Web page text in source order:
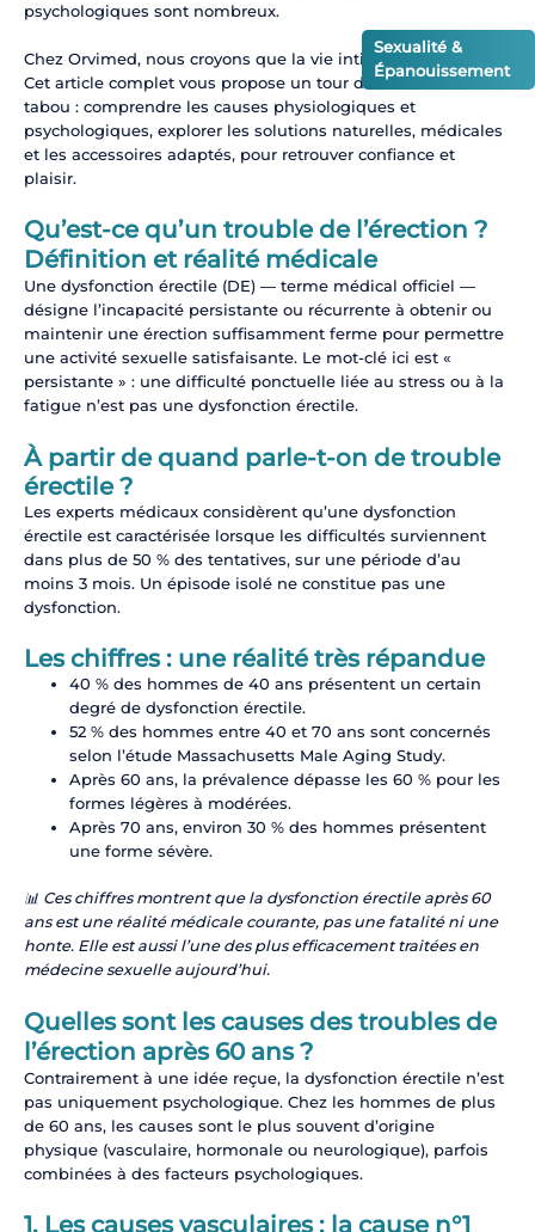
Sexualité &
Épanouissement
psychologiques sont nombreux.
Chez Orvimed, nous croyons que la vie intime n’a pas d’âge.
Cet article complet vous propose un tour d’horizon sans
tabou : comprendre les causes physiologiques et
psychologiques, explorer les solutions naturelles, médicales
et les accessoires adaptés, pour retrouver confiance et
plaisir.
Qu’est-ce qu’un trouble de l’érection ?
Définition et réalité médicale
Une dysfonction érectile (DE) — terme médical officiel —
désigne l’incapacité persistante ou récurrente à obtenir ou
maintenir une érection suffisamment ferme pour permettre
une activité sexuelle satisfaisante. Le mot-clé ici est «
persistante » : une difficulté ponctuelle liée au stress ou à la
fatigue n’est pas une dysfonction érectile.
À partir de quand parle-t-on de trouble
érectile ?
Les experts médicaux considèrent qu’une dysfonction
érectile est caractérisée lorsque les difficultés surviennent
dans plus de 50 % des tentatives, sur une période d’au
moins 3 mois. Un épisode isolé ne constitue pas une
dysfonction.
Les chiffres : une réalité très répandue
40 % des hommes de 40 ans présentent un certain
degré de dysfonction érectile.
52 % des hommes entre 40 et 70 ans sont concernés
selon l’étude Massachusetts Male Aging Study.
Après 60 ans, la prévalence dépasse les 60 % pour les
formes légères à modérées.
Après 70 ans, environ 30 % des hommes présentent
une forme sévère.
📊 Ces chiffres montrent que la dysfonction érectile après 60
ans est une réalité médicale courante, pas une fatalité ni une
honte. Elle est aussi l’une des plus efficacement traitées en
médecine sexuelle aujourd’hui.
Quelles sont les causes des troubles de
l’érection après 60 ans ?
Contrairement à une idée reçue, la dysfonction érectile n’est
pas uniquement psychologique. Chez les hommes de plus
de 60 ans, les causes sont le plus souvent d’origine
physique (vasculaire, hormonale ou neurologique), parfois
combinées à des facteurs psychologiques.
1. Les causes vasculaires : la cause n°1